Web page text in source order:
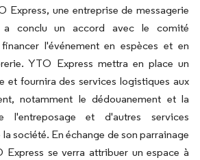
Express, une entreprise de messagerie
a conclu un accord avec le comité
l'événement en espèces et en
YTO Express mettra en place un
et fournira des services logistiques aux
notamment le dédouanement et la
l'entreposage et d'autres services
société. En échange de son parrainage
Express se verra attribuer un espace à